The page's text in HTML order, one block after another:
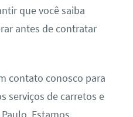
que você saiba
antes de contratar
contato conosco para
serviços de carretos e